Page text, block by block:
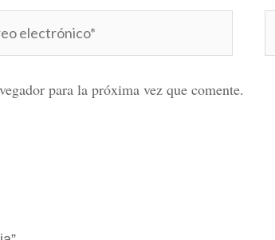
para la próxima vez que comente.